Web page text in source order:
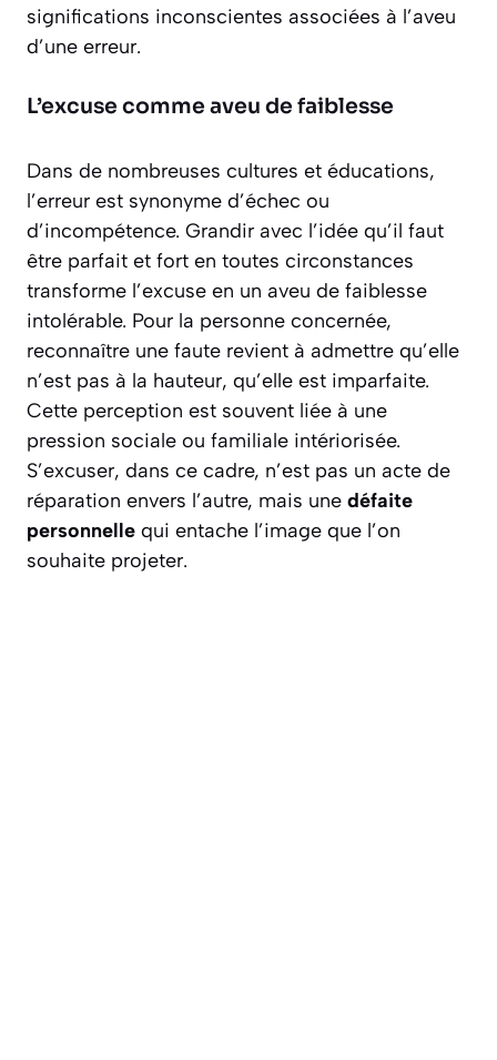
significations inconscientes associées à l’aveu
d’une erreur.
L’excuse comme aveu de faiblesse
Dans de nombreuses cultures et éducations,
l’erreur est synonyme d’échec ou
d’incompétence. Grandir avec l’idée qu’il faut
être parfait et fort en toutes circonstances
transforme l’excuse en un aveu de faiblesse
intolérable. Pour la personne concernée,
reconnaître une faute revient à admettre qu’elle
n’est pas à la hauteur, qu’elle est imparfaite.
Cette perception est souvent liée à une
pression sociale ou familiale intériorisée.
S’excuser, dans ce cadre, n’est pas un acte de
réparation envers l’autre, mais une défaite
personnelle qui entache l’image que l’on
souhaite projeter.